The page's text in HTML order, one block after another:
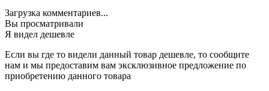
Загрузка комментариев...
Вы просматривали
Я видел дешевле
Если вы где то видели данный товар дешевле, то сообщите
нам и мы предоставим вам эксклюзивное предложение по
приобретению данного товара